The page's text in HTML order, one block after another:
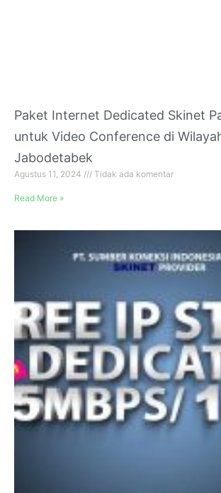
Paket Internet Dedicated Skinet
untuk Video Conference di
Jabodetabek
Agustus 11, 2024 Tidak ada komentar
Read More »